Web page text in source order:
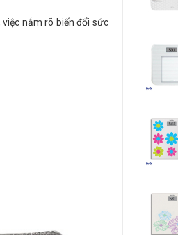
nắm rõ biến đổi sức